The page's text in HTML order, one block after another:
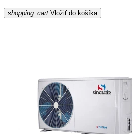
shopping_cart Vložiť do košíka